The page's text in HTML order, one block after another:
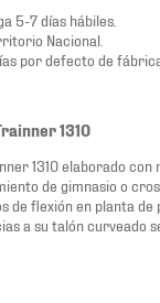
5-7 días hábiles.
Nacional.
por defecto de
1310
1310 elaborado
de gimnasio o
de flexión en planta de
a su talón curveado